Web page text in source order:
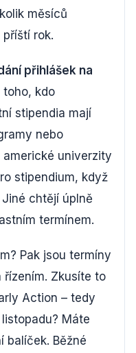
měsíců
rok.
přihlášek na
toho, kdo
stipendia mají
nebo
univerzity
stipendium, když
chtějí úplně
termínem.
Pak jsou termíny
Zkusíte to
Action – tedy
Máte
balíček. Běžné